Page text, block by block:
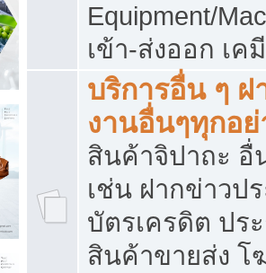
Equipment/
เข้า-ส่งออก เ
บริการอื่น ๆ
งานอื่นๆทุกอ
สินค้าจิปาถะ อื่
เช่น ฝากข่าวป
บัตรเครดิต ปร
สินค้าขายส่ง